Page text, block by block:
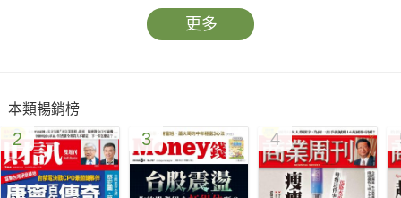
更多
本類暢銷榜
2 3 4